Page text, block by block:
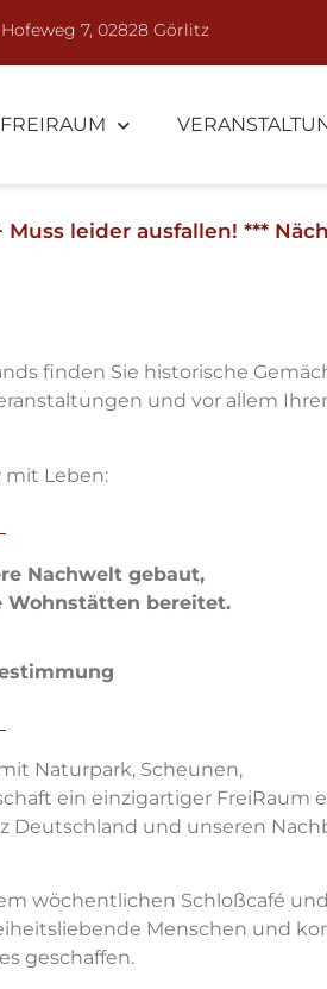
Hofeweg 7, 02828 Görlitz
FREIRAUM
*** Nächste
finden Sie historische
und vor allem
mit Leben:
Nachwelt gebaut,
Wohnstätten bereitet.
Naturpark, Scheunen,
ein einzigartiger FreiRaum
Deutschland und unseren
wöchentlichen Schloßcafé und
Menschen und
geschaffen.